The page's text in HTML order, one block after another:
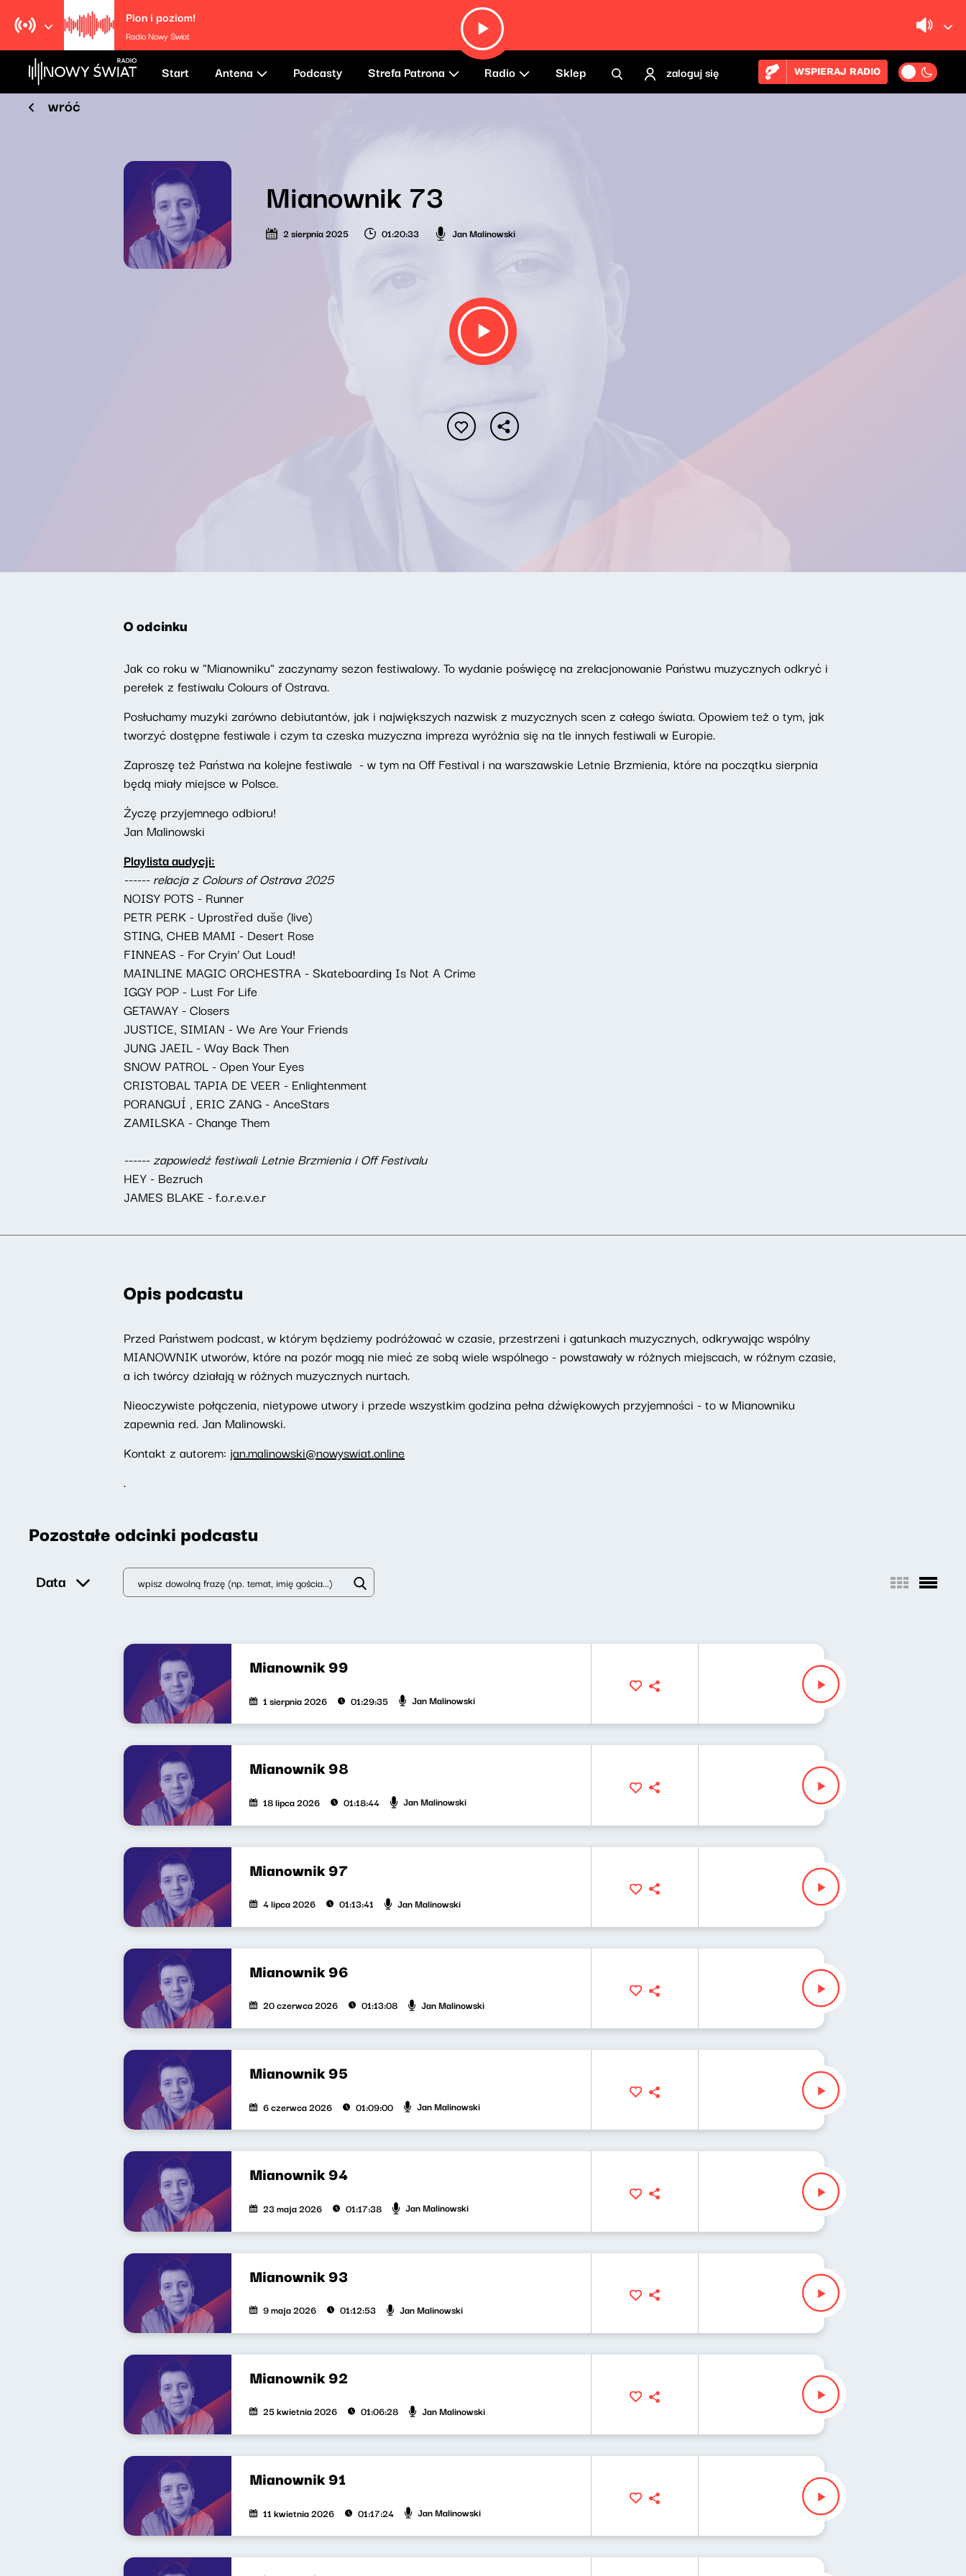
Pion i poziom!
Radio Nowy Świat
Start Antena Podcasty Strefa Patrona Radio Sklep zaloguj się WSPIERAJ RADIO
wróć
Mianownik 73
2 sierpnia 2025 01:20:33 Jan Malinowski
O odcinku
Jak co roku w "Mianowniku" zaczynamy sezon festiwalowy. To wydanie poświęcę na zrelacjonowanie Państwu muzycznych odkryć i
perełek z festiwalu Colours of Ostrava.
Posłuchamy muzyki zarówno debiutantów, jak i największych nazwisk z muzycznych scen z całego świata. Opowiem też o tym, jak
tworzyć dostępne festiwale i czym ta czeska muzyczna impreza wyróżnia się na tle innych festiwali w Europie.
Zaproszę też Państwa na kolejne festiwale - w tym na Off Festival i na warszawskie Letnie Brzmienia, które na początku sierpnia
będą miały miejsce w Polsce.
Życzę przyjemnego odbioru!
Jan Malinowski
Playlista audycji:
------ relacja z Colours of Ostrava 2025
NOISY POTS - Runner
PETR PERK - Uprostřed duše (live)
STING, CHEB MAMI - Desert Rose
FINNEAS - For Cryin’ Out Loud!
MAINLINE MAGIC ORCHESTRA - Skateboarding Is Not A Crime
IGGY POP - Lust For Life
GETAWAY - Closers
JUSTICE, SIMIAN - We Are Your Friends
JUNG JAEIL - Way Back Then
SNOW PATROL - Open Your Eyes
CRISTOBAL TAPIA DE VEER - Enlightenment
PORANGUÍ , ERIC ZANG - AnceStars
ZAMILSKA - Change Them
------ zapowiedź festiwali Letnie Brzmienia i Off Festivalu
HEY - Bezruch
JAMES BLAKE - f.o.r.e.v.e.r
Opis podcastu
Przed Państwem podcast, w którym będziemy podróżować w czasie, przestrzeni i gatunkach muzycznych, odkrywając wspólny
MIANOWNIK utworów, które na pozór mogą nie mieć ze sobą wiele wspólnego - powstawały w różnych miejscach, w różnym czasie,
a ich twórcy działają w różnych muzycznych nurtach.
Nieoczywiste połączenia, nietypowe utwory i przede wszystkim godzina pełna dźwiękowych przyjemności - to w Mianowniku
zapewnia red. Jan Malinowski.
Kontakt z autorem: jan.malinowski@nowyswiat.online
.
Pozostałe odcinki podcastu
Data
Mianownik 99
1 sierpnia 2026 01:29:35 Jan Malinowski
Mianownik 98
18 lipca 2026 01:18:44 Jan Malinowski
Mianownik 97
4 lipca 2026 01:13:41 Jan Malinowski
Mianownik 96
20 czerwca 2026 01:13:08 Jan Malinowski
Mianownik 95
6 czerwca 2026 01:09:00 Jan Malinowski
Mianownik 94
23 maja 2026 01:17:38 Jan Malinowski
Mianownik 93
9 maja 2026 01:12:53 Jan Malinowski
Mianownik 92
25 kwietnia 2026 01:06:28 Jan Malinowski
Mianownik 91
11 kwietnia 2026 01:17:24 Jan Malinowski